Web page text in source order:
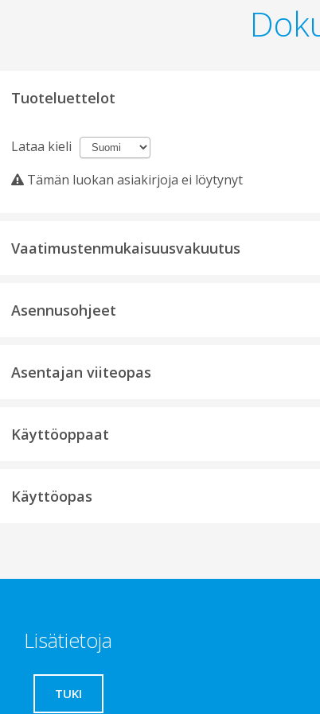
Tuoteluettelot
Lataa kieli
Tämän luokan asiakirjoja ei löytynyt
Vaatimustenmukaisuusvakuutus
Asennusohjeet
Asentajan viiteopas
Käyttöoppaat
Käyttöopas
Lisätietoja
TUKI